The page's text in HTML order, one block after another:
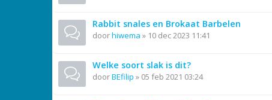
Rabbit snales en Brokaat Barbelen
doorhiwema » 10 dec 2023 11:41
Welke soort slak is dit?
doorBEfilip » 05 feb 2021 03:24